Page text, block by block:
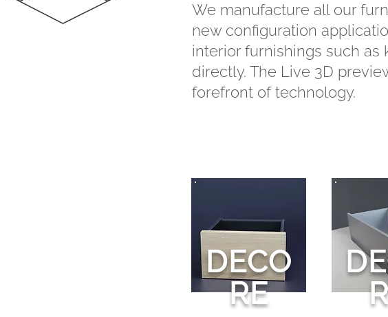
We manufacture all our
new configuration
interior furnishings such
directly. The Live 3D
forefront of technology.
DECO
RE